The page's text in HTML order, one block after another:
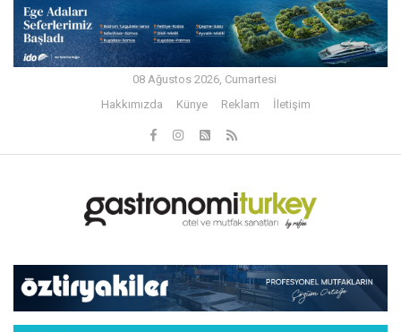
08 Ağustos 2026, Cumartesi
Hakkımızda
Künye Reklam İletişim